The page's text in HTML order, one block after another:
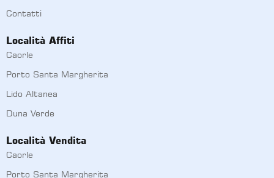
Contatti
Località Affiti
Caorle
Porto Santa Margherita
Lido Altanea
Duna Verde
Località Vendita
Caorle
Porto Santa Margherita